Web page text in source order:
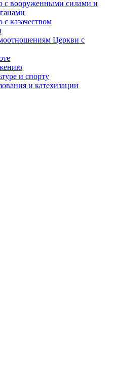
с вооруженными силами и
казачеством
Церкви с
и спорту
и катехизации